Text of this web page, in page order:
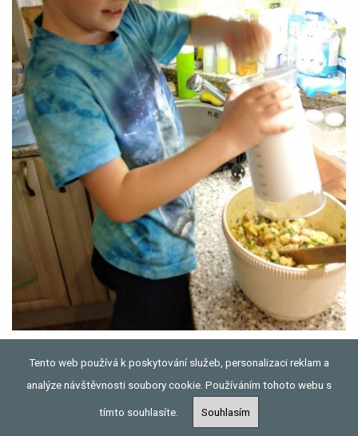
Tento web používá k poskytování služeb, personalizaci reklam a
analýze návštěvnosti soubory cookie. Používáním tohoto webu s
tímto souhlasíte. Souhlasím